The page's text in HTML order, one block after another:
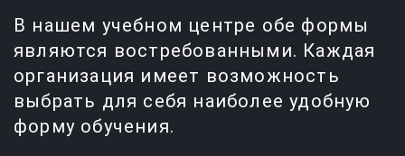
В нашем учебном центре обе формы
являются востребованными. Каждая
организация имеет возможность
выбрать для себя наиболее удобную
форму обучения.